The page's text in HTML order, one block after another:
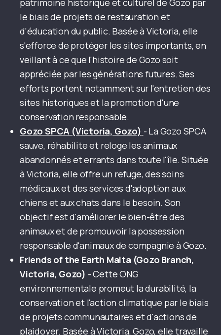
le biais de projets de restauration et
d'éducation du public. Basée à Victoria, elle
s'efforce de protéger les sites importants, en
veillant à ce que l'histoire de Gozo soit
appréciée par les générations futures. Ses
efforts portent notamment sur l'entretien des
sites historiques et la promotion d'une
conservation responsable.
Gozo SPCA (Victoria, Gozo) - La Gozo SPCA
sauve, réhabilite et reloge les animaux
abandonnés et errants dans toute l'île. Située
à Victoria, elle offre un refuge, des soins
médicaux et des services d'adoption aux
chiens et aux chats dans le besoin. Son
objectif est d'améliorer le bien-être des
animaux et de promouvoir la possession
responsable d'animaux de compagnie à Gozo.
Friends of the Earth Malta (Gozo Branch,
Victoria, Gozo) - Cette ONG
environnementale promeut la durabilité, la
conservation et l'action climatique par le biais
de projets communautaires et d'actions de
plaidoyer. Basée à Victoria, Gozo, elle travaille